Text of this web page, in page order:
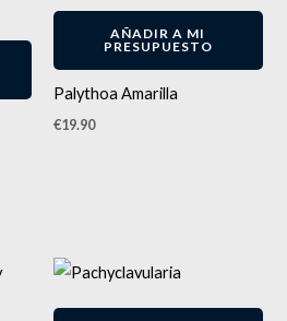
AÑADIR A MI
PRESUPUESTO
Palythoa Amarilla
€19.90